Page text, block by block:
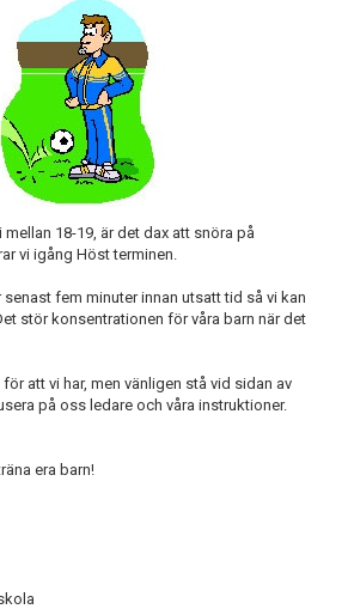
18-19, är det dax att snöra på
vi igång Höst terminen.
fem minuter innan utsatt tid så vi kan
stör konsentrationen för våra barn när det
att vi har, men vänligen stå vid sidan av
på oss ledare och våra instruktioner.
era barn!